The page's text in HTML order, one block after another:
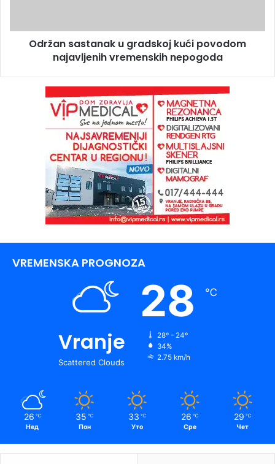
Održan sastanak u gradskoj kući povodom
najavljenih vremenskih nepogoda
VREMENSKA PROGNOZA
Vranje
Scattered Clouds
28 ℃
28º - 24º
34%
2.75 km/h
26 ℃
Нед
35 ℃
Пон
33 ℃
Уто
26 ℃
Сре
29 ℃
Чет